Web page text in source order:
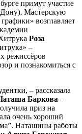
примут участие
Мастерскую
возглавляет
Роза
–
режиссёров
и познакомиться с
– рассказала
Баркова –
приз на
очень хороший
Наташины работы